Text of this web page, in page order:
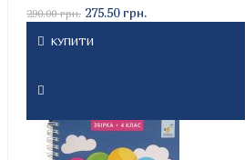
290.00 грн. 275.50 грн.
КУПИТИ